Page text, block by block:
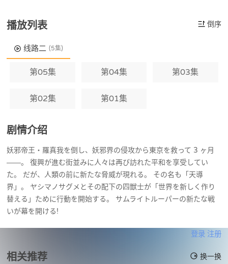
播放列表 倒序
线路二 (5集)
第05集 第04集 第03集
第02集 第01集
剧情介绍
妖邪帝王・羅真我を倒し、妖邪界の侵攻から東京を救って 3 ヶ月
――。 復興が進む街並みに人々は再び訪れた平和を享受してい
た。 だが、人類の前に新たな脅威が現れる。 その名も「天導
界」。 ヤシマノサグメとその配下の四獣士が「世界を新しく作り
替える」ために行動を開始する。 サムライトルーパーの新たな戦
いが幕を開ける!
登录 注册
相关推荐 换一换